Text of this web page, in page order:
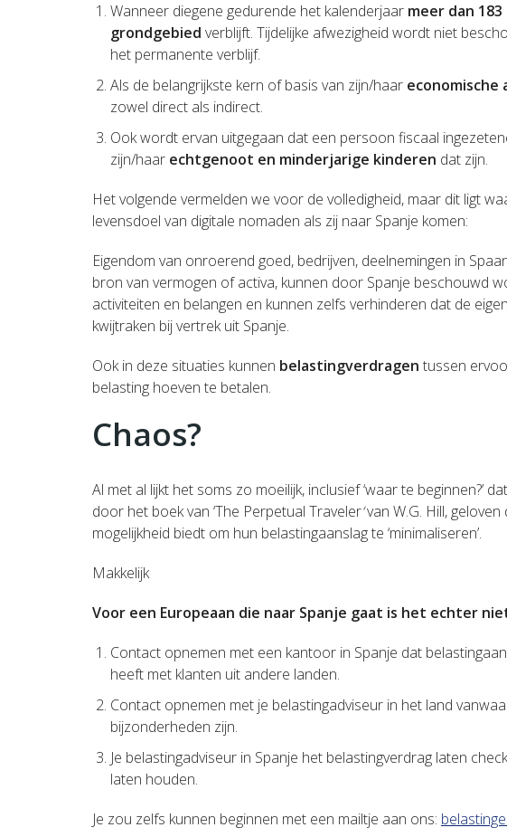
Wanneer diegene gedurende het kalenderjaar meer dan
grondgebied verblijft. Tijdelijke afwezigheid wordt niet
het permanente verblijf.
Als de belangrijkste kern of basis van zijn/haar
zowel direct als indirect.
Ook wordt ervan uitgegaan dat een persoon fiscaal
zijn/haar echtgenoot en minderjarige kinderen dat zijn.
Het volgende vermelden we voor de volledigheid, maar dit ligt
levensdoel van digitale nomaden als zij naar Spanje komen:
Eigendom van onroerend goed, bedrijven, deelnemingen in
bron van vermogen of activa, kunnen door Spanje beschouwd
activiteiten en belangen en kunnen zelfs verhinderen dat de
kwijtraken bij vertrek uit Spanje.
Ook in deze situaties kunnen belastingverdragen tussen
belasting hoeven te betalen.
Chaos?
Al met al lijkt het soms zo moeilijk, inclusief ‘waar te beginnen?’
door het boek van ‘The Perpetual Travelervan W.G. Hill, geloven
mogelijkheid biedt om hun belastingaanslag te ‘minimaliseren’.
Makkelijk
Voor een Europeaan die naar Spanje gaat is het echter
Contact opnemen met een kantoor in Spanje dat
heeft met klanten uit andere landen.
Contact opnemen met je belastingadviseur in het land
bijzonderheden zijn.
Je belastingadviseur in Spanje het belastingverdrag laten
laten houden.
Je zou zelfs kunnen beginnen met een mailtje aan ons: